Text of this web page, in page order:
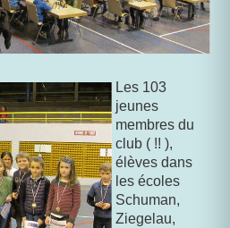
Les 103
jeunes
membres du
club ( !! ),
élèves dans
les écoles
Schuman,
Ziegelau,